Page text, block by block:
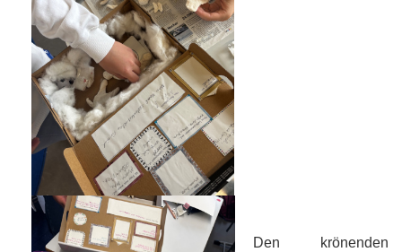
Den krönenden